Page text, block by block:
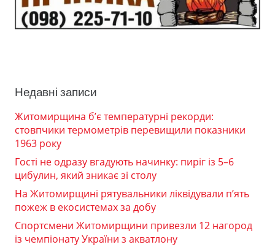
Недавні записи
Житомирщина б’є температурні рекорди:
стовпчики термометрів перевищили показники
1963 року
Гості не одразу вгадують начинку: пиріг із 5–6
цибулин, який зникає зі столу
На Житомирщині рятувальники ліквідували п’ять
пожеж в екосистемах за добу
Спортсмени Житомирщини привезли 12 нагород
із чемпіонату України з акватлону